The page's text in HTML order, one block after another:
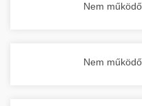
Nagykonyhai
Nem
Nem